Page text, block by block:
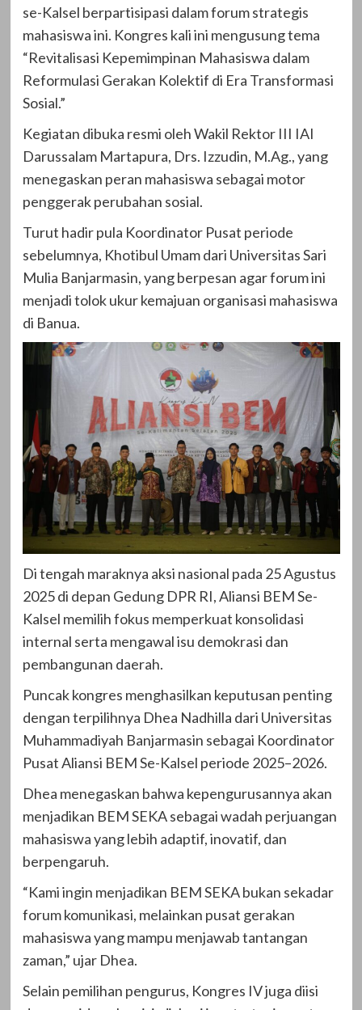
se-Kalsel berpartisipasi dalam forum strategis
mahasiswa ini. Kongres kali ini mengusung tema
“Revitalisasi Kepemimpinan Mahasiswa dalam
Reformulasi Gerakan Kolektif di Era Transformasi
Sosial.”
Kegiatan dibuka resmi oleh Wakil Rektor III IAI
Darussalam Martapura, Drs. Izzudin, M.Ag., yang
menegaskan peran mahasiswa sebagai motor
penggerak perubahan sosial.
Turut hadir pula Koordinator Pusat periode
sebelumnya, Khotibul Umam dari Universitas Sari
Mulia Banjarmasin, yang berpesan agar forum ini
menjadi tolok ukur kemajuan organisasi mahasiswa
di Banua.
Di tengah maraknya aksi nasional pada 25 Agustus
2025 di depan Gedung DPR RI, Aliansi BEM Se-
Kalsel memilih fokus memperkuat konsolidasi
internal serta mengawal isu demokrasi dan
pembangunan daerah.
Puncak kongres menghasilkan keputusan penting
dengan terpilihnya Dhea Nadhilla dari Universitas
Muhammadiyah Banjarmasin sebagai Koordinator
Pusat Aliansi BEM Se-Kalsel periode 2025–2026.
Dhea menegaskan bahwa kepengurusannya akan
menjadikan BEM SEKA sebagai wadah perjuangan
mahasiswa yang lebih adaptif, inovatif, dan
berpengaruh.
“Kami ingin menjadikan BEM SEKA bukan sekadar
forum komunikasi, melainkan pusat gerakan
mahasiswa yang mampu menjawab tantangan
zaman,” ujar Dhea.
Selain pemilihan pengurus, Kongres IV juga diisi